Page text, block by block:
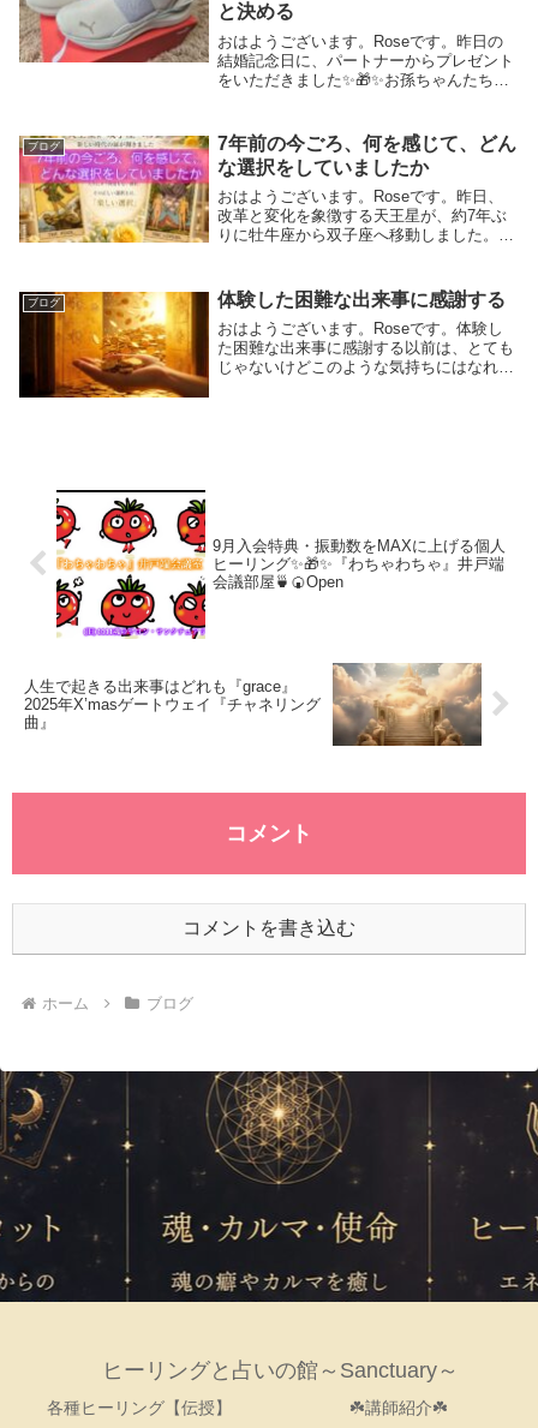
と決める
おはようございます。Roseです。昨日の
結婚記念日に、パートナーからプレゼント
をいただきました✨🎁✨お孫ちゃんたちと
そのお金でプレゼントしてくれました👟23
日に出発...
ブログ
7年前の今ごろ、何を感じて、どん
な選択をしていましたか
おはようございます。Roseです。昨日、
改革と変化を象徴する天王星が、約7年ぶ
りに牡牛座から双子座へ移動しました。天
7年前、天王星が牡牛座に入った頃。当時
の私はまだ...
ブログ 体験した困難な出来事に感謝する
おはようございます。Roseです。体験し
た困難な出来事に感謝する以前は、とても
じゃないけどこのような気持ちにはなれま
9月入会特典・振動数をMAXに上げる個人
ヒーリング✨🎁✨『わちゃわちゃ』井戸端
会議部屋🍵🍘Open
人生で起きる出来事はどれも『grace』
2025年X’masゲートウェイ『チャネリング
曲』
コメント
コメントを書き込む
ホーム ブログ
ヒーリングと占いの館～Sanctuary～
各種ヒーリング【伝授】 ☘️講師紹介☘️